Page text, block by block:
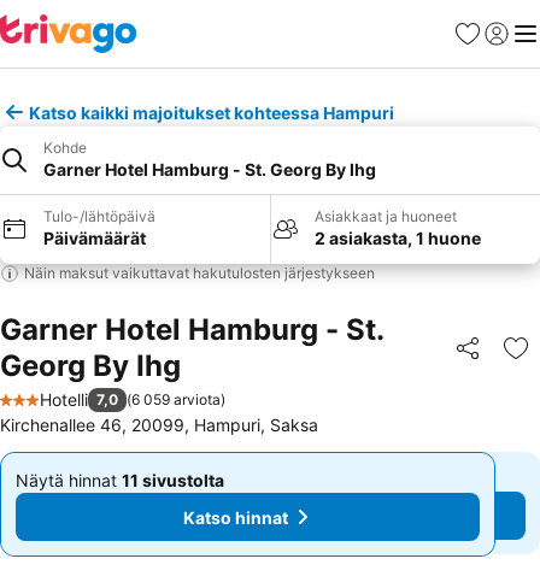
Suosikit
Katso kaikki majoitukset kohteessa Hampuri
Kohde
Garner Hotel Hamburg - St. Georg By Ihg
Tulo-/lähtöpäivä
Päivämäärät
Asiakkaat ja huoneet
2 asiakasta, 1 huone
Näin maksut vaikuttavat hakutulosten järjestykseen
Garner Hotel Hamburg - St.
Georg By Ihg
Jaa
3 Tähtiluokitus
Hotelli 7,0 (6 059 arviota)
Kirchenallee 46, 20099, Hampuri, Saksa
Näytä hinnat 11 sivustolta
Alkaen
Katso hinnat
Näytä hinnat 11 sivustolta
Alkaen
92 € Katso hinnat